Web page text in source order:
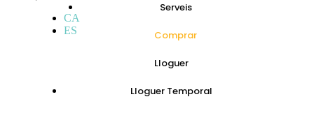
CA
ES
Serveis
Comprar
Lloguer
Lloguer Temporal